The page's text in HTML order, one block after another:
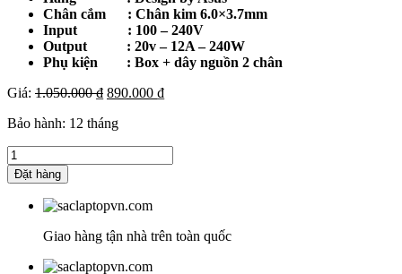
Chân cắm : Chân kim 6.0×3.7mm
Input : 100 – 240V
Output : 20v – 12A – 240W
Phụ kiện : Box + dây nguồn 2 chân
Giá: 1.050.000₫ Giá
là:
890.000 ₫Giá
Bảo hành: 12 tháng
Sạc
laptop
Asus
TUF
FX707Z
FX707ZC
FX707ZM
Đặt hàng
Giao hàng tận nhà trên toàn quốc